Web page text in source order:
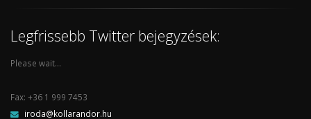
Legfrissebb Twitter bejegyzések:
Please wait...
Fax: +36 1 999 7453
iroda@kollarandor.hu